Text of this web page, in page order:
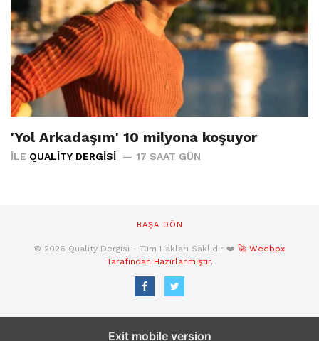
'Yol Arkadaşım' 10 milyona koşuyor
İLE QUALITY DERGISI 17 SAAT GÜN
BAŞA DÖN
© 2026 Quality Dergisi - Tüm Hakları Saklıdır ❤️ 🚀 Weebpx
Tarafından Hazırlanmıştır.
Exit mobile version